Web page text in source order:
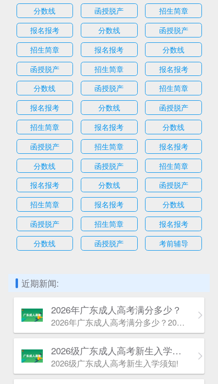
分数线
函授脱产
招生简章
报名报考
分数线
函授脱产
招生简章
报名报考
分数线
函授脱产
招生简章
报名报考
分数线
函授脱产
招生简章
报名报考
分数线
函授脱产
招生简章
报名报考
分数线
函授脱产
招生简章
报名报考
分数线
函授脱产
招生简章
报名报考
分数线
函授脱产
招生简章
报名报考
分数线
函授脱产
招生简章
报名报考
分数线
函授脱产 考前辅导
近期新闻:
2026年广东成人高考满分多少？
2026年广东成人高考满分多少？2026年广东成人高考满分根据报考层次不同分为两种情况。
2026级广东成人高考新生入学须知!
2026级广东成人高考新生入学须知!